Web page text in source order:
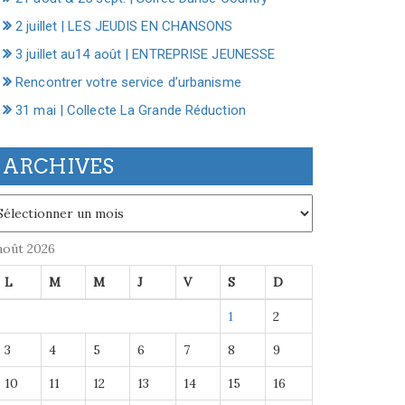
2 juillet | LES JEUDIS EN CHANSONS
3 juillet au14 août | ENTREPRISE JEUNESSE
Rencontrer votre service d’urbanisme
31 mai | Collecte La Grande Réduction
ARCHIVES
2026
L M M J V S D
1 2
3 4 5 6 7 8 9
10 11 12 13 14 15 16